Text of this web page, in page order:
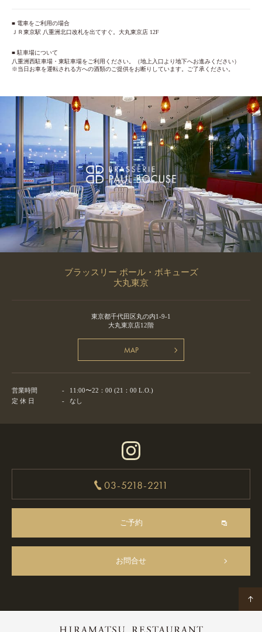
■ 電車をご利用の場合
ＪＲ東京駅 八重洲北口改札を出てすぐ。大丸東京店 12F
■ 駐車場について
八重洲西駐車場・東駐車場をご利用ください。（地上入口より地下へお進みください）
※当日お車を運転される方への酒類のご提供をお断りしています。ご了承ください。
ブラッスリー ポール・ボキューズ
大丸東京
東京都千代田区丸の内1-9-1
大丸東京店12階
MAP
営業時間 -
11:00〜22：00 (21：00 L.O.)
定 休 日
- なし
03-5218-2211
ご予約
お問合せ